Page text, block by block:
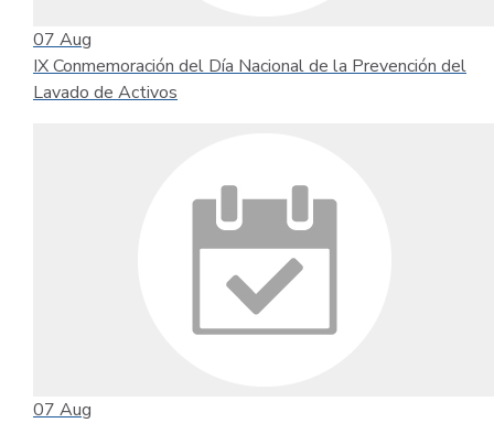
07 Aug
IX Conmemoración del Día Nacional de la Prevención del
Lavado de Activos
07 Aug